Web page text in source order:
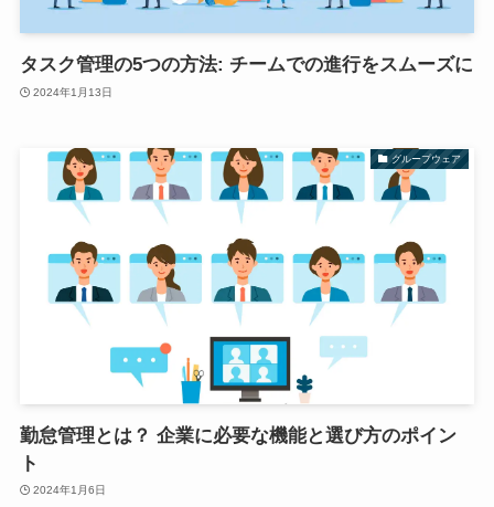
タスク管理の5つの方法: チームでの進行をスムーズに
2024年1月13日
グループウェア
勤怠管理とは？ 企業に必要な機能と選び方のポイン
ト
2024年1月6日